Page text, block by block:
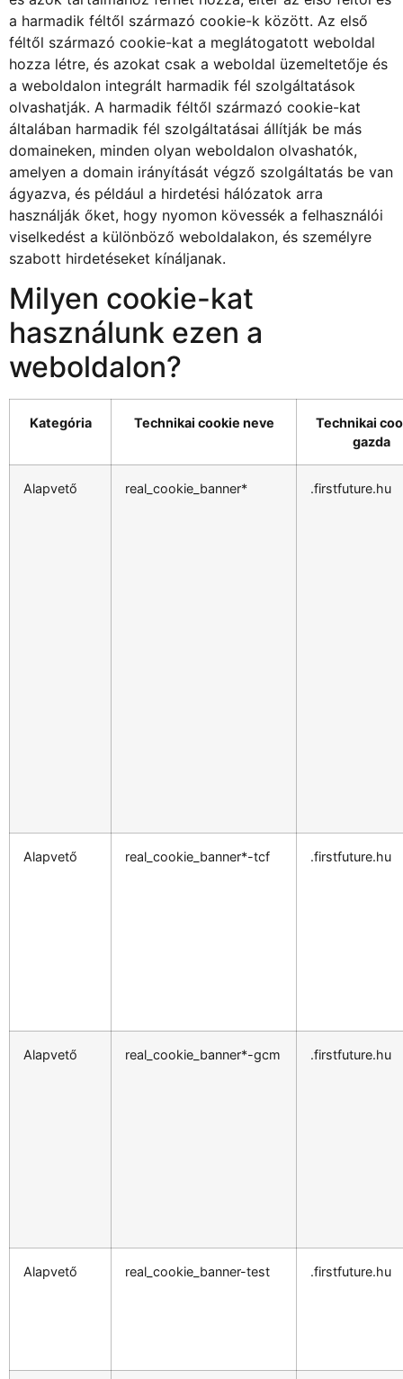
a harmadik féltől származó cookie-k között. Az első
féltől származó cookie-kat a meglátogatott weboldal
hozza létre, és azokat csak a weboldal üzemeltetője és
a weboldalon integrált harmadik fél szolgáltatások
olvashatják. A harmadik féltől származó cookie-kat
általában harmadik fél szolgáltatásai állítják be más
domaineken, minden olyan weboldalon olvashatók,
amelyen a domain irányítását végző szolgáltatás be van
ágyazva, és például a hirdetési hálózatok arra
használják őket, hogy nyomon kövessék a felhasználói
viselkedést a különböző weboldalakon, és személyre
szabott hirdetéseket kínáljanak.
Milyen cookie-kat
használunk ezen a
weboldalon?
Kategória Technikai cookie neve
Technikai
gazda
Alapvető real_cookie_banner* .firstfuture.hu
Alapvető real_cookie_banner*-tcf .firstfuture.hu
Alapvető real_cookie_banner*-gcm .firstfuture.hu
Alapvető real_cookie_banner-test .firstfuture.hu